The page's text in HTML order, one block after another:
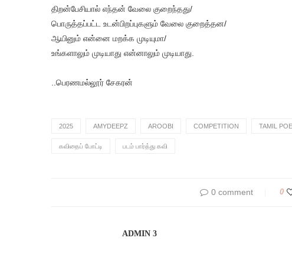
திறன்பேசியால் எந்தன் வேலை குறைந்தது/
பொருத்தப்பட்ட உடன்பிறப்புகளும் வேலை குறைத்தன/
ஆயினும் என்னை மறக்க முடியுமா/
உங்களாலும் முடியாது என்னாலும் முடியாது.
..பெரணமல்லூர் சேகரன்
2025 AMYDEEPZ AROOBI COMPETITION TAMIL
கவிதைப் போட்டி படம் பார்த்து கவி
0 comment 0
ADMIN 3